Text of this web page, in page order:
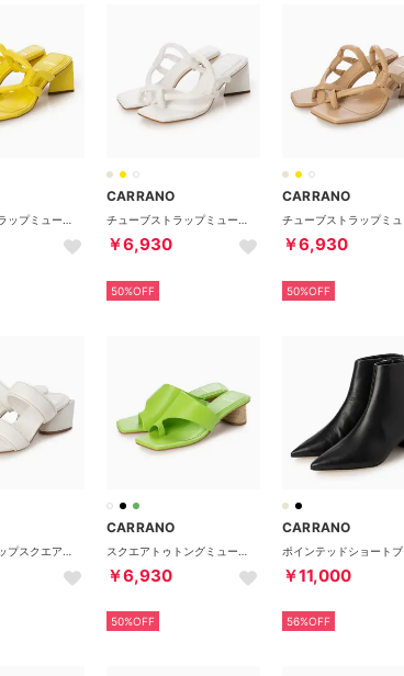
CARRANO
￥6,930
50%OFF
CARRANO
￥6,930
50%OFF
CARRANO
￥6,930
50%OFF
CARRANO
￥11,000
56%OFF